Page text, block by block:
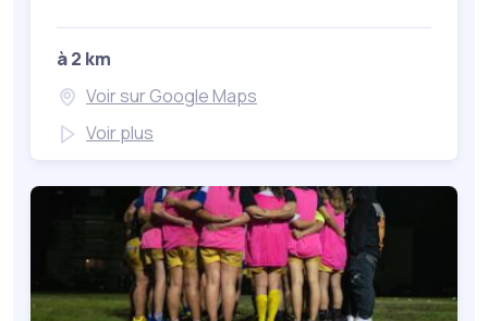
à 2 km
Voir sur Google Maps
Voir plus